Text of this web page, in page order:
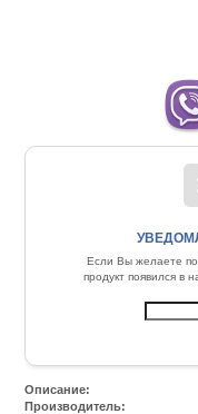
Если Вы желаете
продукт появился в
Описание:
Производитель: